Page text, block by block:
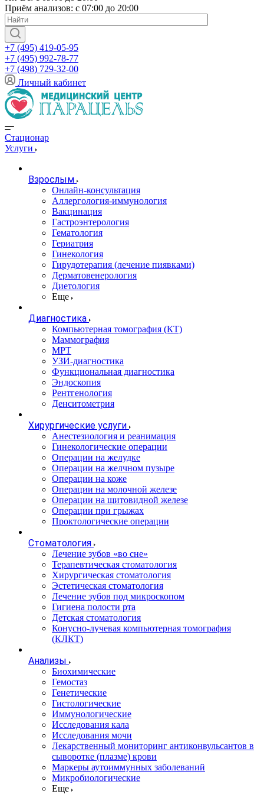
Приём анализов: с 07:00 до 20:00
+7 (495) 419-05-95
+7 (495) 992-78-77
+7 (498) 729-32-00
Личный кабинет
Стационар
Услуги
Взрослым
Онлайн-консультация
Аллергология-иммунология
Вакцинация
Гастроэнтерология
Гематология
Гериатрия
Гинекология
Гирудотерапия (лечение пиявками)
Дерматовенерология
Диетология
Еще
Диагностика
Компьютерная томография (КТ)
Маммография
МРТ
УЗИ-диагностика
Функциональная диагностика
Эндоскопия
Рентгенология
Денситометрия
Хирургические услуги
Анестезиология и реанимация
Гинекологические операции
Операции на желудке
Операции на желчном пузыре
Операции на коже
Операции на молочной железе
Операции на щитовидной железе
Операции при грыжах
Проктологические операции
Стоматология
Лечение зубов «во сне»
Терапевтическая стоматология
Хирургическая стоматология
Эстетическая стоматология
Лечение зубов под микроскопом
Гигиена полости рта
Детская стоматология
Конусно-лучевая компьютерная томография
(КЛКТ)
Анализы
Биохимические
Гемостаз
Генетические
Гистологические
Иммунологические
Исследования кала
Исследования мочи
Лекарственный мониторинг антиконвульсантов в
сыворотке (плазме) крови
Маркеры аутоиммунных заболеваний
Микробиологические
Еще